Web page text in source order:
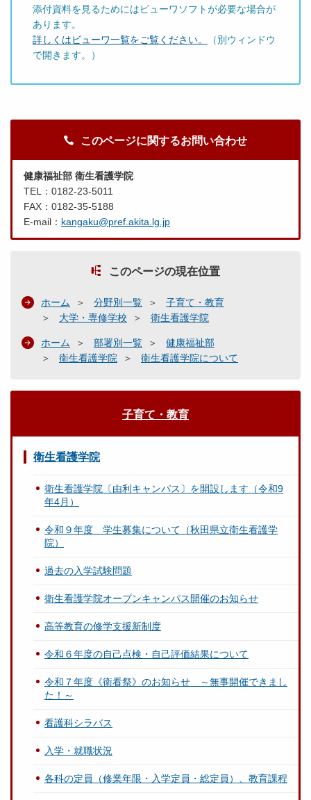
添付資料を見るためにはビューワソフトが必要な場合が
あります。
詳しくはビューワ一覧をご覧ください。
（別ウィンドウ
で開きます。）
このページに関するお問い合わせ
健康福祉部 衛生看護学院
TEL：0182-23-5011
FAX：0182-35-5188
E-mail： kangaku@pref.akita.lg.jp
このページの現在位置
ホーム 分野別一覧
子育て・教育
大学・専修学校
衛生看護学院
ホーム 部署別一覧
健康福祉部
衛生看護学院
衛生看護学院について
子育て・教育
衛生看護学院
衛生看護学院〔由利キャンパス〕を開設します（令和9
年4月）
令和９年度 学生募集について（秋田県立衛生看護学
院）
過去の入学試験問題
衛生看護学院オープンキャンパス開催のお知らせ
高等教育の修学支援新制度
令和６年度の自己点検・自己評価結果について
令和７年度《衛看祭》のお知らせ ～無事開催できまし
た！～
看護科シラバス
入学・就職状況
各科の定員（修業年限・入学定員・総定員）、教育課程